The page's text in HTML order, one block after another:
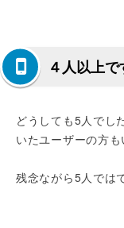
４人以上
どうしても5人でし
いたユーザーの方も
残念ながら5人では